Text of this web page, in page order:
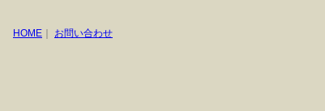
HOME お問い合わせ